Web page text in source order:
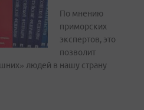
По мнению
приморских
экспертов, это
позволит
людей в нашу страну